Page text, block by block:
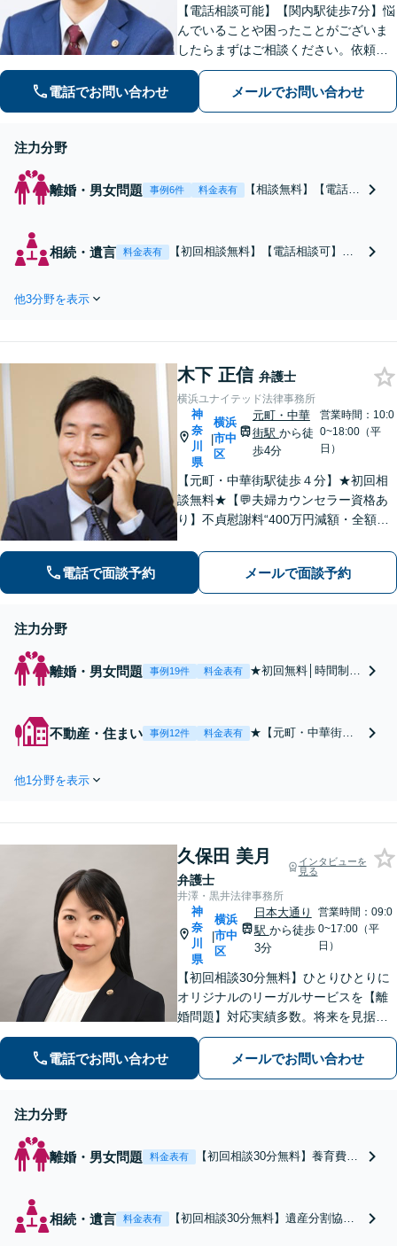
【電話相談可能】【関内駅徒歩7分】悩
んでいることや困ったことがございま
したらまずはご相談ください。依頼者
様の悩みに寄り添い、最善の解決策を
見つけるための一助となるべく尽力い
たします！【クレジットカード利用可
電話でお問い合わせ メールでお問い合わせ
注力分野
離婚・男女問題 事例6件 料金表有
【相談無料】【電話相
男女問題全般を扱って
います。ご相談に早す
相続・遺言 料金表有
【初回相談無料】【電話相談可】
ど相続全般について、お気軽にご相
他3分野を表示
木下 正信 弁護士
横浜ユナイテッド法律事務所
神
奈
川
県
|
横浜
市中
区
元町・中華
街駅 から徒
歩4分
営業時間：10:0
0~18:00（平
日）
【元町・中華街駅徒歩４分】★初回相
談無料★【💬夫婦カウンセラー資格あ
り】不貞慰謝料“400万円減額・全額免
ルも◎【スムーズな対応】お話をじっ
くりお聞きします【LINE・メール24時
間受付中】
電話で面談予約 メールで面談予約
注力分野
離婚・男女問題 事例19件 料金表有
★初回無料│時間制限
り】不貞慰謝料“400
万円の減額・全額免
たアドバイス。離婚
調停／養育費／熟年
不動産・住まい 事例12件 料金表有
★【元町・中華街駅
合責任を理由とする
ど、実績多数！オー
ナー側・不動産投資
家に特化。明け渡し
請求、損害賠償請
求、契約書のリーガ
ルチェック。
他1分野を表示
久保田 美月
弁護士
インタビューを
見る
井澤・黒井法律事務所
神
奈
川
県
|
横浜
市中
区
日本大通り
駅 から徒歩
3分
営業時間：09:0
0~17:00（平
日）
【初回相談30分無料】ひとりひとりに
オリジナルのリーガルサービスを【離
婚問題】対応実績多数。将来を見据え
た最善の解決を提案【相続問題】丁寧
にお話を伺い、納得感ある解決を【日
本大通り駅3分】
電話でお問い合わせ メールでお問い合わせ
注力分野
離婚・男女問題 料金表有
【初回相談30分無料】養育費・
ど。豊富な対応実績を活かし、
円滑な対応を。将来を見据えた
相続・遺言 料金表有
【初回相談30分無料】遺産分割協